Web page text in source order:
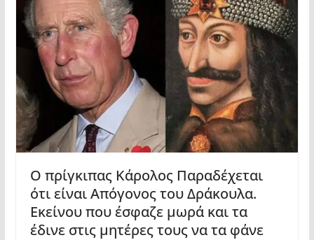
Ο πρίγκιπας Κάρολος Παραδέχεται
ότι είναι Απόγονος του Δράκουλα.
Εκείνου που έσφαζε μωρά και τα
έδινε στις μητέρες τους να τα φάνε